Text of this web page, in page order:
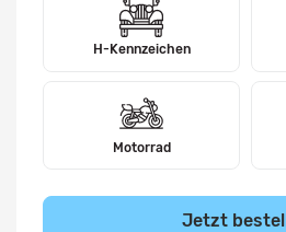
H-Kennzeichen
Motorrad
Jetzt